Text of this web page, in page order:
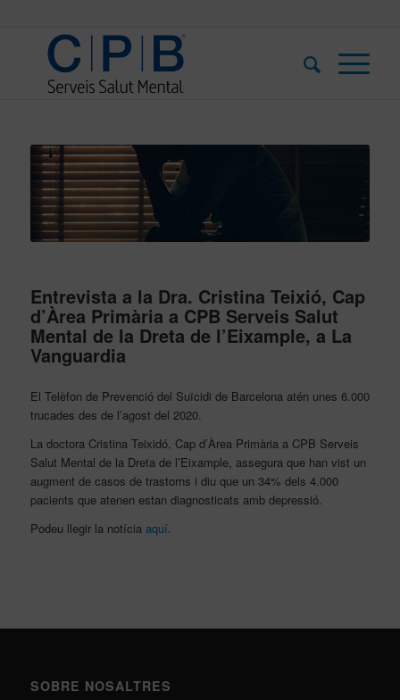
Entrevista a la Dra. Cristina Teixió, Cap
d’Àrea Primària a CPB Serveis Salut
Mental de la Dreta de l’Eixample, a La
Vanguardia
El Telèfon de Prevenció del Suïcidi de Barcelona atén unes 6.000
trucades des de l’agost del 2020.
La doctora Cristina Teixidó, Cap d’Àrea Primària a CPB Serveis
Salut Mental de la Dreta de l’Eixample, assegura que han vist un
augment de casos de trastorns i diu que un 34% dels 4.000
pacients que atenen estan diagnosticats amb depressió.
Podeu llegir la notícia aquí.
SOBRE NOSALTRES